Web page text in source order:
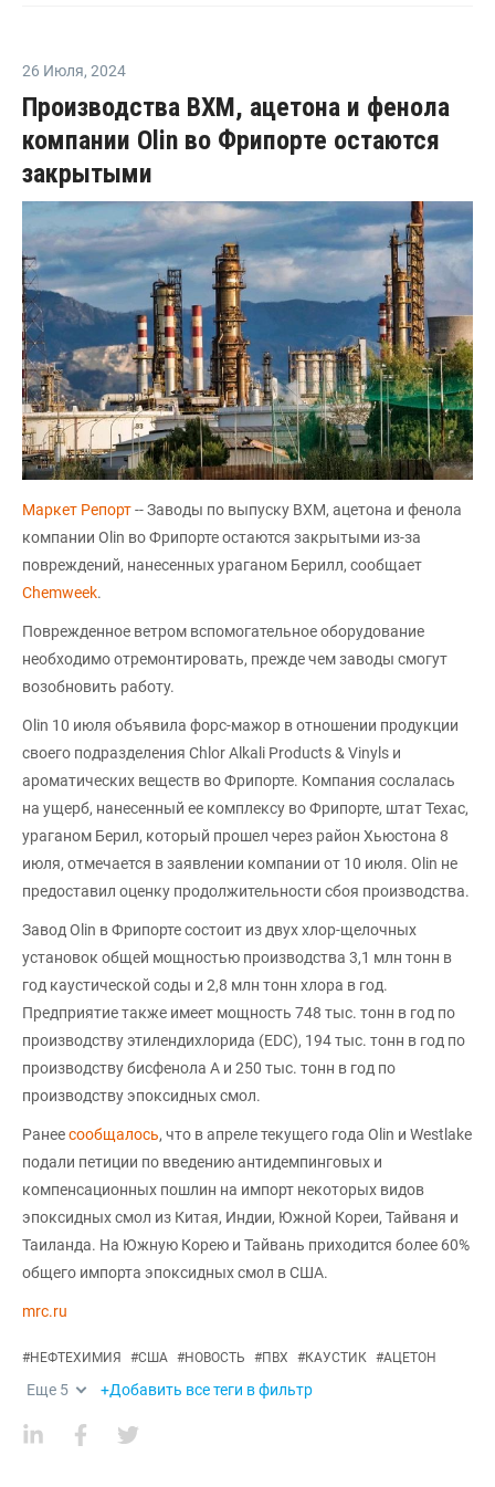
26 Июля, 2024
Производства ВХМ, ацетона и фенола
компании Olin во Фрипорте остаются
закрытыми
Маркет Репорт-- Заводы по выпуску ВХМ, ацетона и фенола
компании Olin во Фрипорте остаются закрытыми из-за
повреждений, нанесенных ураганом Берилл, сообщает
Chemweek.
Поврежденное ветром вспомогательное оборудование
необходимо отремонтировать, прежде чем заводы смогут
возобновить работу.
Olin 10 июля объявила форс-мажор в отношении продукции
своего подразделения Chlor Alkali Products & Vinyls и
ароматических веществ во Фрипорте. Компания сослалась
на ущерб, нанесенный ее комплексу во Фрипорте, штат Техас,
ураганом Берил, который прошел через район Хьюстона 8
июля, отмечается в заявлении компании от 10 июля. Olin не
предоставил оценку продолжительности сбоя производства.
Завод Olin в Фрипорте состоит из двух хлор-щелочных
установок общей мощностью производства 3,1 млн тонн в
год каустической соды и 2,8 млн тонн хлора в год.
Предприятие также имеет мощность 748 тыс. тонн в год по
производству этилендихлорида (EDC), 194 тыс. тонн в год по
производству бисфенола А и 250 тыс. тонн в год по
производству эпоксидных смол.
Ранеесообщалось, что в апреле текущего года Olin и Westlake
подали петиции по введению антидемпинговых и
компенсационных пошлин на импорт некоторых видов
эпоксидных смол из Китая, Индии, Южной Кореи, Тайваня и
Таиланда. На Южную Корею и Тайвань приходится более 60%
общего импорта эпоксидных смол в США.
mrc.ru
#НЕФТЕХИМИЯ #США #НОВОСТЬ #ПВХ #КАУСТИК #АЦЕТОН
Еще 5 +Добавить все теги в фильтр